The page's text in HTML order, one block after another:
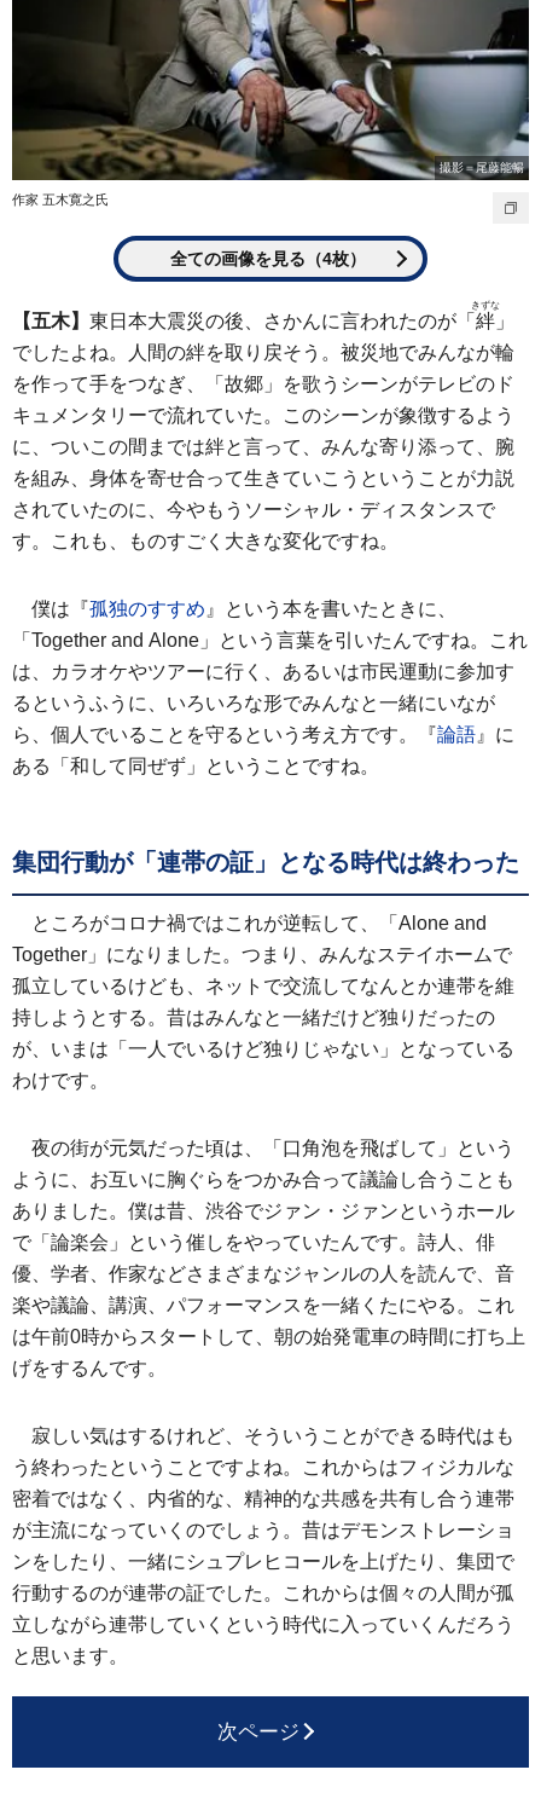
撮影＝尾藤能暢
作家 五木寛之氏
全ての画像を見る（4枚）
【五木】 東日本大震災の後、さかんに言われたのが「 絆
きずな
」
でしたよね。人間の絆を取り戻そう。被災地でみんなが輪
を作って手をつなぎ、「故郷」を歌うシーンがテレビのド
キュメンタリーで流れていた。このシーンが象徴するよう
に、ついこの間までは絆と言って、みんな寄り添って、腕
を組み、身体を寄せ合って生きていこうということが力説
されていたのに、今やもうソーシャル・ディスタンスで
す。これも、ものすごく大きな変化ですね。
僕は『孤独のすすめ 』という本を書いたときに、
「Together and Alone」という言葉を引いたんですね。これ
は、カラオケやツアーに行く、あるいは市民運動に参加す
るというふうに、いろいろな形でみんなと一緒にいなが
ら、個人でいることを守るという考え方です。『論語 』に
ある「和して同ぜず」ということですね。
集団行動が「連帯の証」となる時代は終わった
ところがコロナ禍ではこれが逆転して、「Alone and
Together」になりました。つまり、みんなステイホームで
孤立しているけども、ネットで交流してなんとか連帯を維
持しようとする。昔はみんなと一緒だけど独りだったの
が、いまは「一人でいるけど独りじゃない」となっている
わけです。
夜の街が元気だった頃は、「口角泡を飛ばして」という
ように、お互いに胸ぐらをつかみ合って議論し合うことも
ありました。僕は昔、渋谷でジァン・ジァンというホール
で「論楽会」という催しをやっていたんです。詩人、俳
優、学者、作家などさまざまなジャンルの人を読んで、音
楽や議論、講演、パフォーマンスを一緒くたにやる。これ
は午前0時からスタートして、朝の始発電車の時間に打ち上
げをするんです。
寂しい気はするけれど、そういうことができる時代はも
う終わったということですよね。これからはフィジカルな
密着ではなく、内省的な、精神的な共感を共有し合う連帯
が主流になっていくのでしょう。昔はデモンストレーショ
ンをしたり、一緒にシュプレヒコールを上げたり、集団で
行動するのが連帯の証でした。これからは個々の人間が孤
立しながら連帯していくという時代に入っていくんだろう
と思います。
次ページ